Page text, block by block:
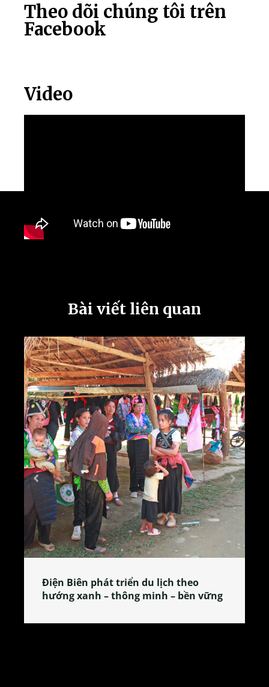
Theo dõi chúng tôi trên
Facebook
Video
Bài viết liên quan
Làng làm bánh tẻ Phú Nhi – nơi lan
tỏa đặc sản xứ Đoài